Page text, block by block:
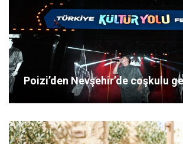
Poizi’den Nevşehir’de coşkulu